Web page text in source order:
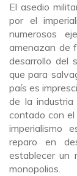
El asedio
por el
numerosos
amenazan de
desarrollo del
que para
país es
de la
contado con el
imperialismo
reparo en
establecer un
monopolios.